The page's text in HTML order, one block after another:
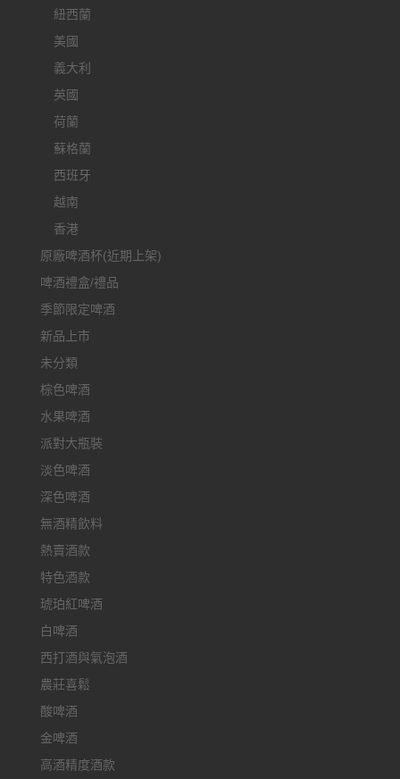
紐西蘭
美國
義大利
英國
荷蘭
蘇格蘭
西班牙
越南
香港
原廠啤酒杯(近期上架)
啤酒禮盒/禮品
季節限定啤酒
新品上市
未分類
棕色啤酒
水果啤酒
派對大瓶裝
淡色啤酒
深色啤酒
無酒精飲料
熱賣酒款
特色酒款
琥珀紅啤酒
白啤酒
西打酒與氣泡酒
農莊喜鬆
酸啤酒
金啤酒
高酒精度酒款